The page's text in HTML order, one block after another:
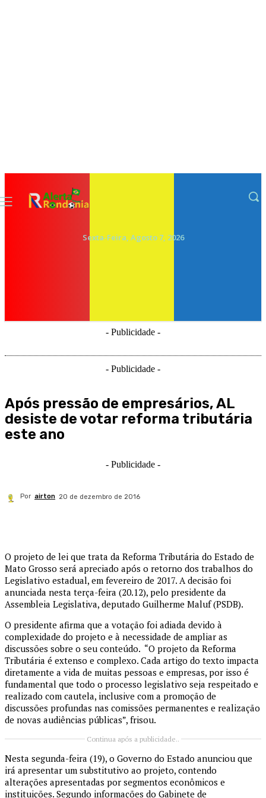
Sexta-Feira, Agosto 7, 2026
- Publicidade -
- Publicidade -
Após pressão de empresários, AL
desiste de votar reforma tributária
este ano
- Publicidade -
Por airton 20 de dezembro de 2016
O projeto de lei que trata da Reforma Tributária do Estado de
Mato Grosso será apreciado após o retorno dos trabalhos do
Legislativo estadual, em fevereiro de 2017. A decisão foi
anunciada nesta terça-feira (20.12), pelo presidente da
Assembleia Legislativa, deputado Guilherme Maluf (PSDB).
O presidente afirma que a votação foi adiada devido à
complexidade do projeto e à necessidade de ampliar as
discussões sobre o seu conteúdo. “O projeto da Reforma
Tributária é extenso e complexo. Cada artigo do texto impacta
diretamente a vida de muitas pessoas e empresas, por isso é
fundamental que todo o processo legislativo seja respeitado e
realizado com cautela, inclusive com a promoção de
discussões profundas nas comissões permanentes e realização
de novas audiências públicas”, frisou.
Continua após a publicidade..
Nesta segunda-feira (19), o Governo do Estado anunciou que
irá apresentar um substitutivo ao projeto, contendo
alterações apresentadas por segmentos econômicos e
instituições. Segundo informações do Gabinete de